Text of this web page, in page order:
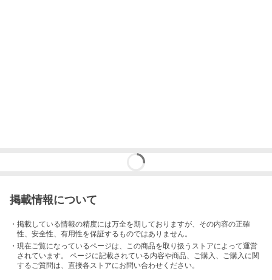
掲載情報について
・掲載している情報の精度には万全を期しておりますが、その内容の正確
性、安全性、有用性を保証するものではありません。
・現在ご覧になっているページは、この商品を取り扱うストアによって運営
されています。 ページに記載されている内容や商品、ご購入 、ご購入に関
するご質問は、直接各ストアにお問い合わせください。